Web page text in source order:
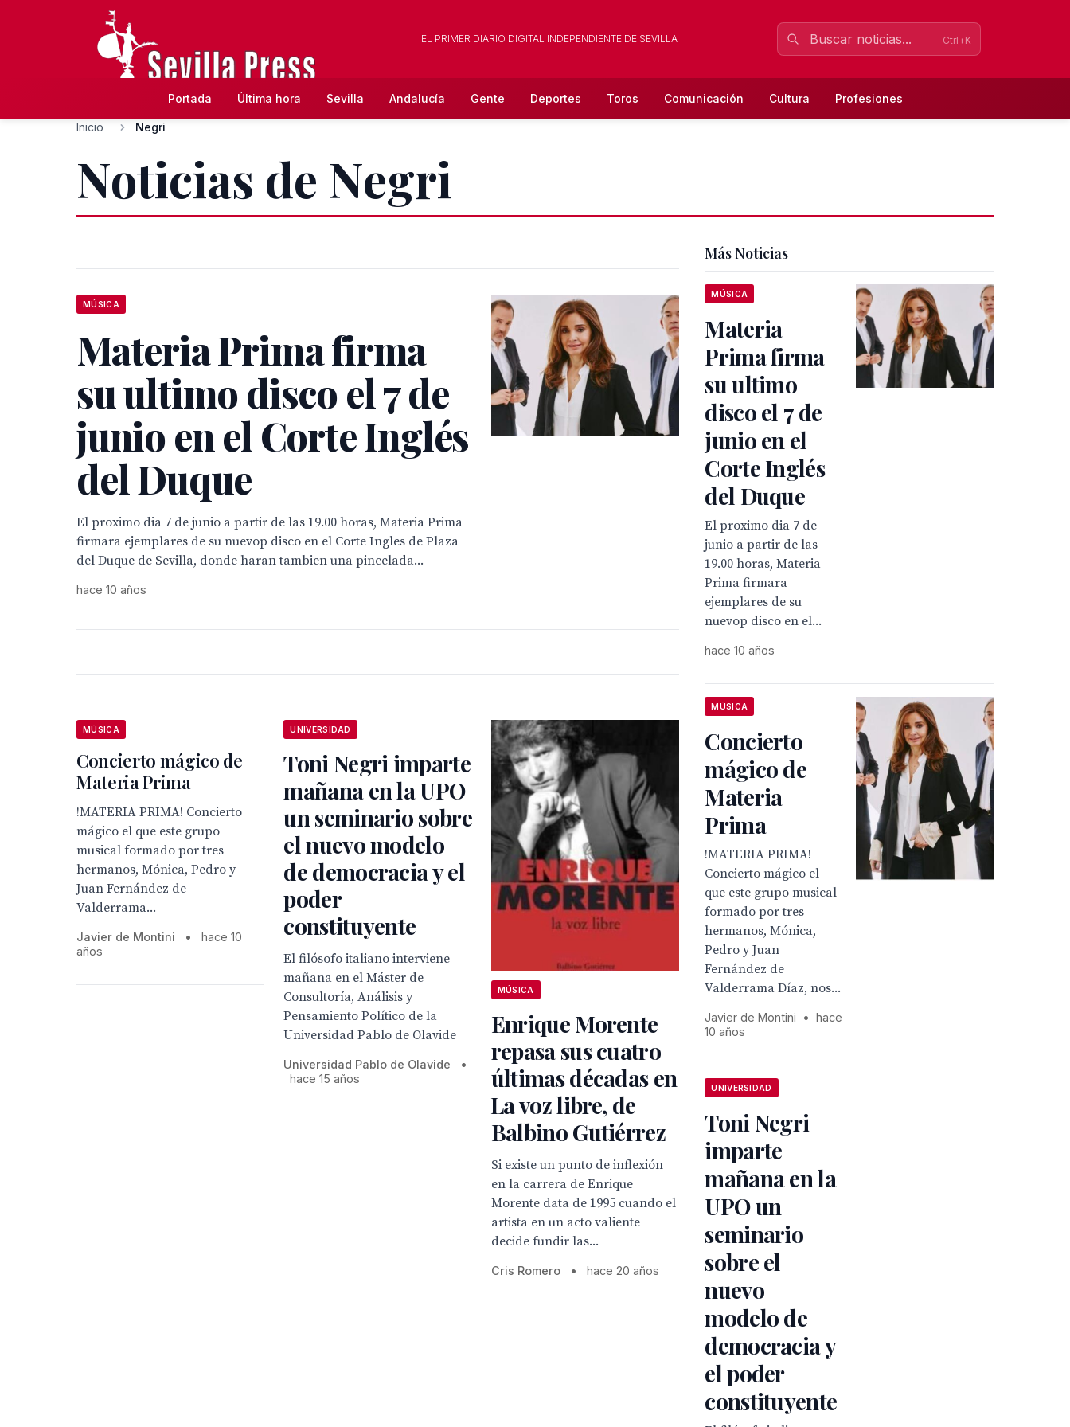
EL PRIMER DIARIO DIGITAL INDEPENDIENTE DE SEVILLA Ctrl+K
Portada Última hora Sevilla Andalucía Gente Deportes Toros Comunicación Cultura Profesiones
Inicio Negri
Noticias de Negri
MÚSICA
Materia Prima firma
su ultimo disco el 7 de
junio en el Corte Inglés
del Duque
El proximo dia 7 de junio a partir de las 19.00 horas, Materia Prima
firmara ejemplares de su nuevop disco en el Corte Ingles de Plaza
del Duque de Sevilla, donde haran tambien una pincelada...
hace 10 años
MÚSICA
Concierto mágico de
Materia Prima
!MATERIA PRIMA! Concierto
mágico el que este grupo
musical formado por tres
hermanos, Mónica, Pedro y
Juan Fernández de
Valderrama...
Javier de Montini •
hace 10
años
UNIVERSIDAD
Toni Negri imparte
mañana en la UPO
un seminario sobre
el nuevo modelo
de democracia y el
poder
constituyente
El filósofo italiano interviene
mañana en el Máster de
Consultoría, Análisis y
Pensamiento Político de la
Universidad Pablo de Olavide
Universidad Pablo de Olavide
•
hace 15 años
MÚSICA
Enrique Morente
repasa sus cuatro
últimas décadas en
La voz libre, de
Balbino Gutiérrez
Si existe un punto de inflexión
en la carrera de Enrique
Morente data de 1995 cuando el
artista en un acto valiente
decide fundir las...
Cris Romero • hace 20 años
Más Noticias
MÚSICA
Materia
Prima firma
su ultimo
disco el 7 de
junio en el
Corte Inglés
del Duque
El proximo dia 7 de
junio a partir de las
19.00 horas, Materia
Prima firmara
ejemplares de su
nuevop disco en el...
hace 10 años
MÚSICA
Concierto
mágico de
Materia
Prima
!MATERIA PRIMA!
Concierto mágico el
que este grupo musical
formado por tres
hermanos, Mónica,
Pedro y Juan
Fernández de
Valderrama Díaz, nos...
Javier de Montini •
hace
10 años
UNIVERSIDAD
Toni Negri
imparte
mañana en la
UPO un
seminario
sobre el
nuevo
modelo de
democracia y
el poder
constituyente